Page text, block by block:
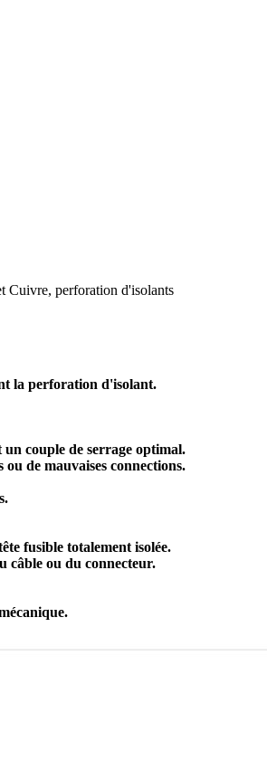
Cuivre, perforation d'isolants
la perforation d'isolant.
couple de serrage optimal.
de mauvaises connections.
fusible totalement isolée.
câble ou du connecteur.